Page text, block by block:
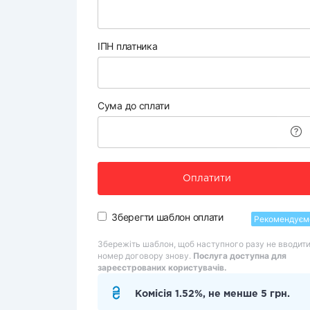
ІПН платника
Сума до сплати
Оплатити
Зберегти шаблон оплати
Збережіть шаблон, щоб наступного разу не вводити
номер договору знову. Послуга доступна для
зареєстрованих користувачів.
Комісія 1.52%, не менше 5 грн.